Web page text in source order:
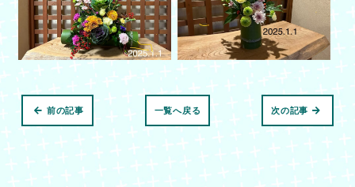
次の記事
一覧へ戻る
前の記事